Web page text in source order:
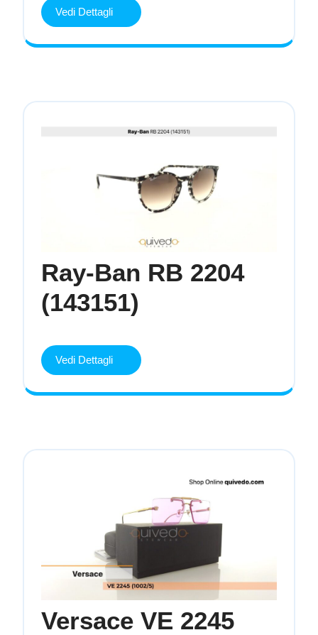
A06S
Vedi Dettagli
Vedi
Dettagli
Ray-Ban RB 2204
(143151)
RB
2204
Vedi Dettagli
Vedi
Dettagli
Versace VE 2245